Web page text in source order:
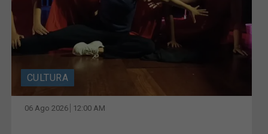
CULTURA
06 Ago 2026 12:00 AM